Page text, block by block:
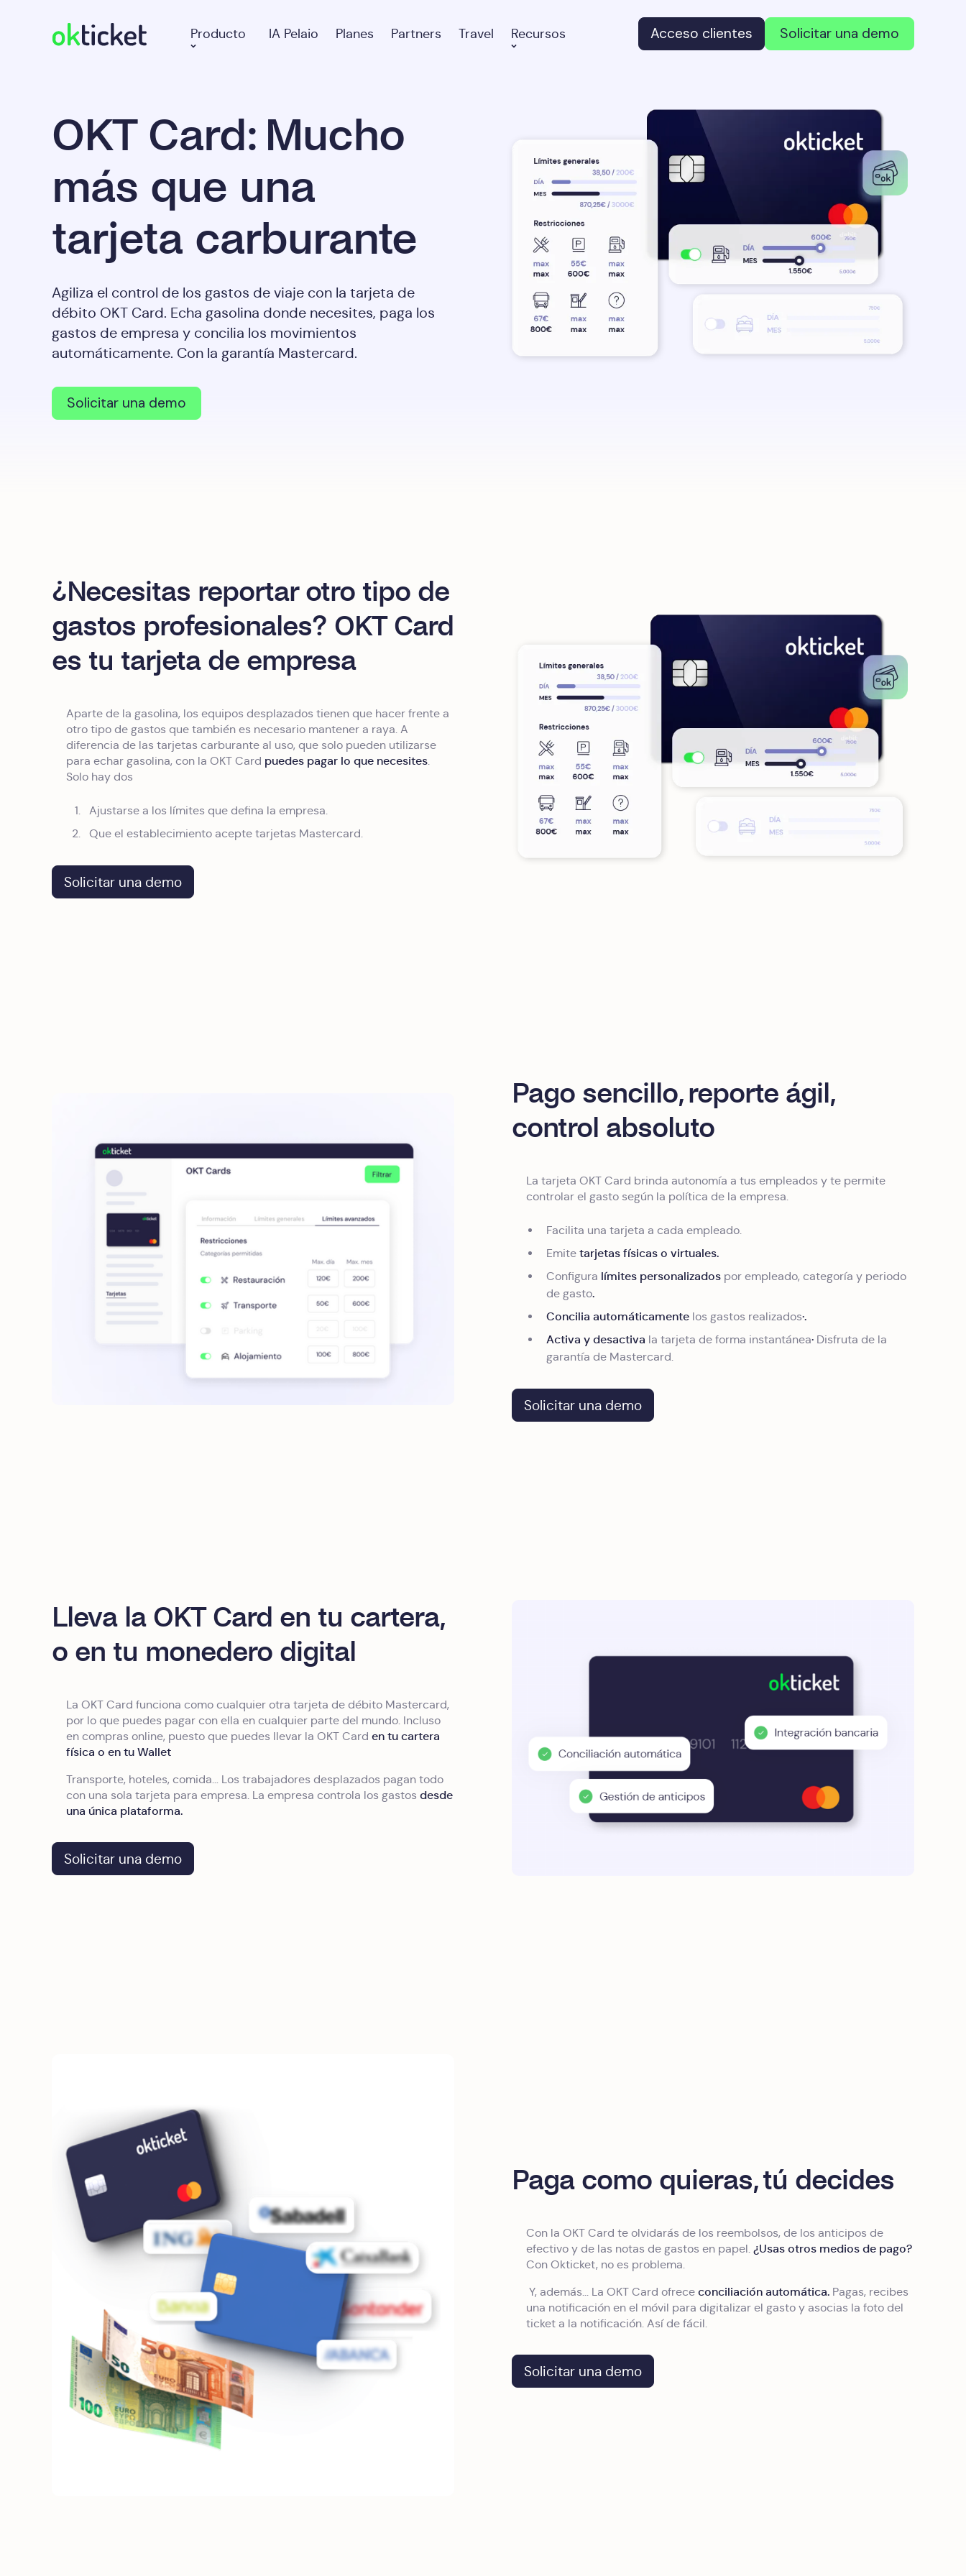
Producto IA Pelaio Planes Partners Travel Recursos Acceso clientes Solicitar una demo
OKT Card: Mucho
más que una
tarjeta carburante
Agiliza el control de los gastos de viaje con la tarjeta de
débito OKT Card. Echa gasolina donde necesites, paga los
gastos de empresa y concilia los movimientos
automáticamente. Con la garantía Mastercard.
Solicitar una demo
¿Necesitas reportar otro tipo de
gastos profesionales? OKT Card
es tu tarjeta de empresa
Aparte de la gasolina, los equipos desplazados tienen que hacer frente a
otro tipo de gastos que también es necesario mantener a raya. A
diferencia de las tarjetas carburante al uso, que solo pueden utilizarse
para echar gasolina, con la OKT Card puedes pagar lo que necesites.
Solo hay dos
Ajustarse a los límites que defina la empresa.
Que el establecimiento acepte tarjetas Mastercard.
Solicitar una demo
Pago sencillo, reporte ágil,
control absoluto
La tarjeta OKT Card brinda autonomía a tus empleados y te permite
controlar el gasto según la política de la empresa.
Facilita una tarjeta a cada empleado.
Emite tarjetas físicas o virtuales.
Configura límites personalizados por empleado, categoría y periodo
de gasto.
Concilia automáticamente los gastos realizados·.
Activa y desactiva la tarjeta de forma instantánea· Disfruta de la
garantía de Mastercard.
Solicitar una demo
Lleva la OKT Card en tu cartera,
o en tu monedero digital
La OKT Card funciona como cualquier otra tarjeta de débito Mastercard,
por lo que puedes pagar con ella en cualquier parte del mundo. Incluso
en compras online, puesto que puedes llevar la OKT Card en tu cartera
física o en tu Wallet
Transporte, hoteles, comida… Los trabajadores desplazados pagan todo
con una sola tarjeta para empresa. La empresa controla los gastos desde
una única plataforma.
Solicitar una demo
Paga como quieras, tú decides
Con la OKT Card te olvidarás de los reembolsos, de los anticipos de
efectivo y de las notas de gastos en papel. ¿Usas otros medios de pago?
Con Okticket, no es problema.
Y, además... La OKT Card ofrece conciliación automática. Pagas, recibes
una notificación en el móvil para digitalizar el gasto y asocias la foto del
ticket a la notificación. Así de fácil.
Solicitar una demo